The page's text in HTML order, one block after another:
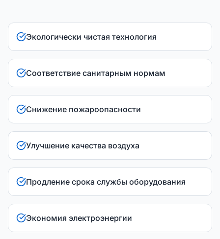
Экологически чистая технология
Соответствие санитарным нормам
Снижение пожароопасности
Улучшение качества воздуха
Продление срока службы оборудования
Экономия электроэнергии